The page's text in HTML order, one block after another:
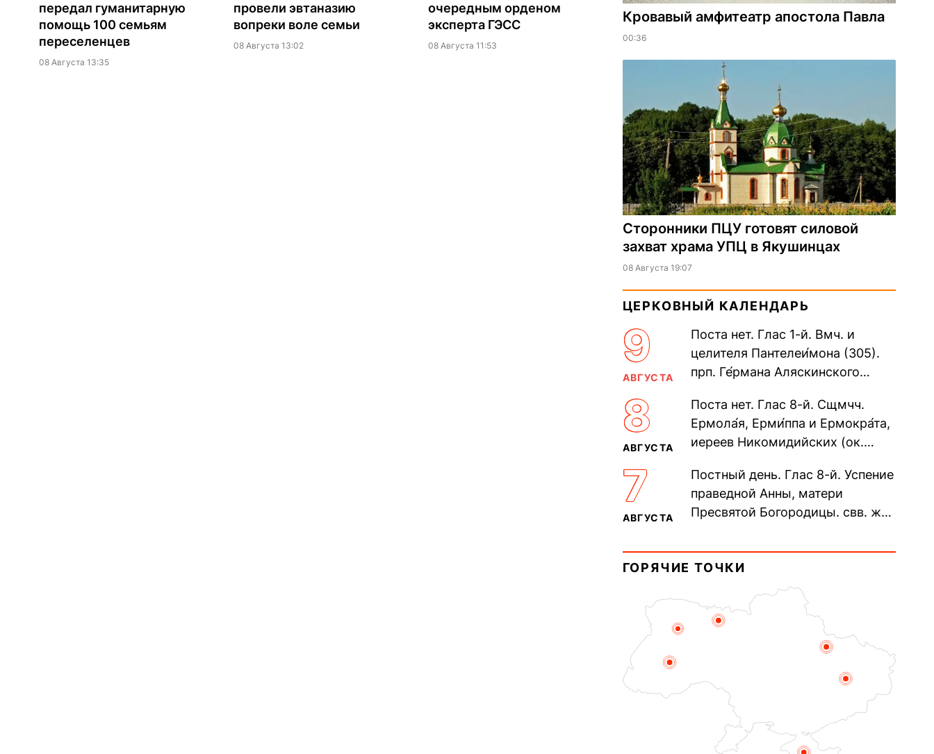
передал гуманитарную
помощь 100 семьям
переселенцев
08 Августа 13:35
провели эвтаназию
вопреки воле семьи
08 Августа 13:02
очередным орденом
эксперта ГЭСС
08 Августа 11:53
​Кровавый амфитеатр апостола Павла
00:36
Сторонники ПЦУ готовят силовой
захват храма УПЦ в Якушинцах
08 Августа 19:07
ЦЕРКОВНЫЙ КАЛЕНДАРЬ
9
АВГУСТА
Поста нет. Глас 1-й. Вмч. и
целителя Пантелеи́мона (305).
прп. Ге́рмана Аляскинского
Николая Кочанова, Христа
ради...
8
АВГУСТА
Поста нет. Глас 8-й. Сщмчч.
Ермола́я, Ерми́ппа и Ермокра́та,
иереев Никомидийских (ок.
Печерского, в Ближних
пещерах...
7
АВГУСТА
Постный день. Глас 8-й. Успение
праведной Анны, матери
Пресвятой Богородицы. свв. жен
прп. Евпракси́и девы,...
ГОРЯЧИЕ ТОЧКИ